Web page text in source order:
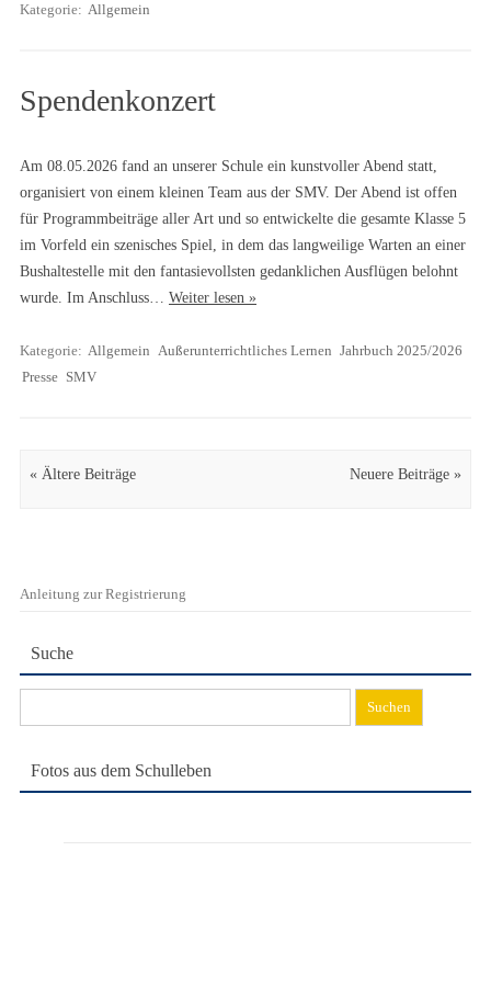
Kategorie: Allgemein
Spendenkonzert
Am 08.05.2026 fand an unserer Schule ein kunstvoller Abend statt,
organisiert von einem kleinen Team aus der SMV. Der Abend ist offen
für Programmbeiträge aller Art und so entwickelte die gesamte Klasse 5
im Vorfeld ein szenisches Spiel, in dem das langweilige Warten an einer
Bushaltestelle mit den fantasievollsten gedanklichen Ausflügen belohnt
wurde. Im Anschluss… Weiter lesen »
Kategorie: Allgemein Außerunterrichtliches Lernen Jahrbuch 2025/2026
Presse SMV
Artikel Navigation
« Ältere Beiträge Neuere Beiträge »
Anleitung zur Registrierung
Suche
nach:
Fotos aus dem Schulleben